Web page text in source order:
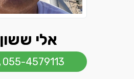
אלי ששון
055-4579113